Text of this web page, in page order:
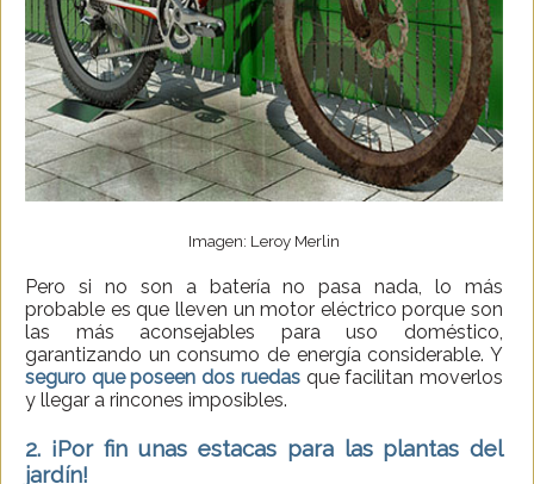
Imagen: Leroy Merlin
Pero si no son a batería no pasa nada, lo más
probable es que lleven un motor eléctrico porque son
las más aconsejables para uso doméstico,
garantizando un consumo de energía considerable. Y
seguro que poseen dos ruedasque facilitan moverlos
y llegar a rincones imposibles.
2. ¡Por fin unas estacas para las plantas del
jardín!